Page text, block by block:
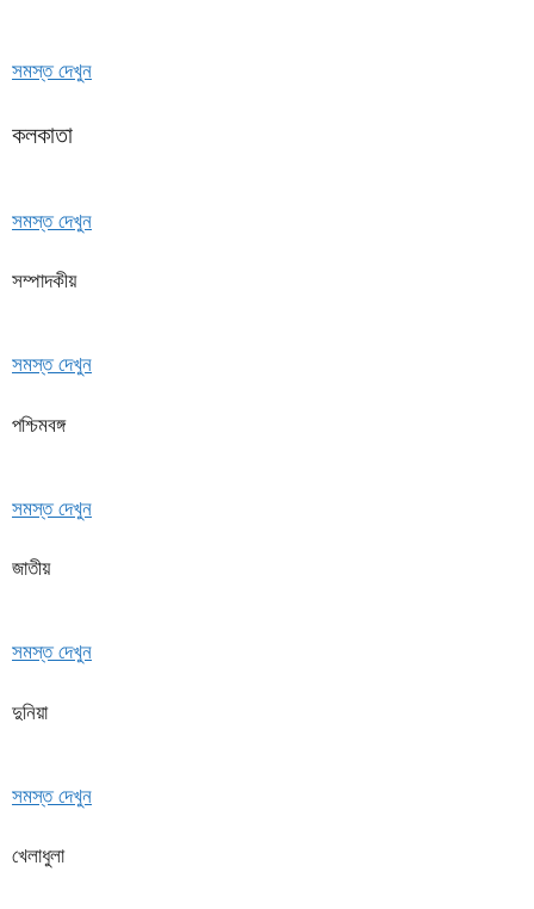
সমস্ত দেখুন
কলকাতা
সমস্ত দেখুন
সম্পাদকীয়
সমস্ত দেখুন
পশ্চিমবঙ্গ
সমস্ত দেখুন
জাতীয়
সমস্ত দেখুন
দুনিয়া
সমস্ত দেখুন
খেলাধুলা